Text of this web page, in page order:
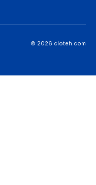
© 2026 cloteh.com